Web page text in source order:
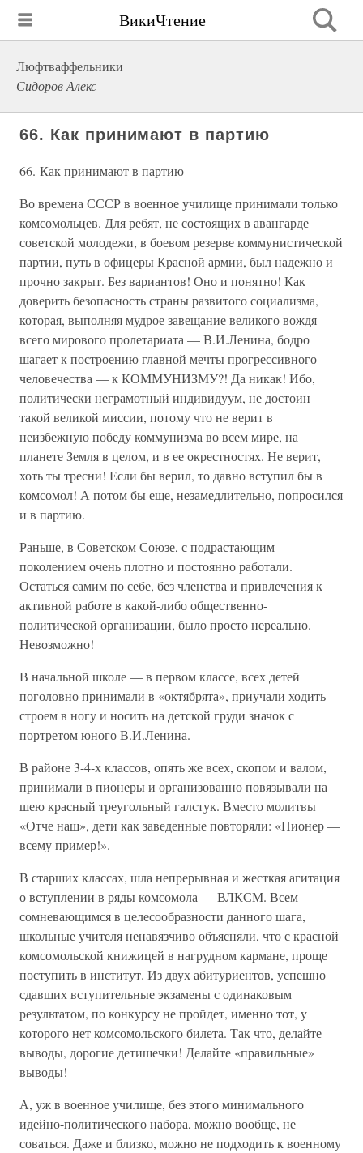
ВикиЧтение
Люфтваффельники
Сидоров Алекс
66. Как принимают в партию
66. Как принимают в партию
Во времена СССР в военное училище принимали только
комсомольцев. Для ребят, не состоящих в авангарде
советской молодежи, в боевом резерве коммунистической
партии, путь в офицеры Красной армии, был надежно и
прочно закрыт. Без вариантов! Оно и понятно! Как
доверить безопасность страны развитого социализма,
которая, выполняя мудрое завещание великого вождя
всего мирового пролетариата — В.И.Ленина, бодро
шагает к построению главной мечты прогрессивного
человечества — к КОММУНИЗМУ?! Да никак! Ибо,
политически неграмотный индивидуум, не достоин
такой великой миссии, потому что не верит в
неизбежную победу коммунизма во всем мире, на
планете Земля в целом, и в ее окрестностях. Не верит,
хоть ты тресни! Если бы верил, то давно вступил бы в
комсомол! А потом бы еще, незамедлительно, попросился
и в партию.
Раньше, в Советском Союзе, с подрастающим
поколением очень плотно и постоянно работали.
Остаться самим по себе, без членства и привлечения к
активной работе в какой-либо общественно-
политической организации, было просто нереально.
Невозможно!
В начальной школе — в первом классе, всех детей
поголовно принимали в «октябрята», приучали ходить
строем в ногу и носить на детской груди значок с
портретом юного В.И.Ленина.
В районе 3-4-х классов, опять же всех, скопом и валом,
принимали в пионеры и организованно повязывали на
шею красный треугольный галстук. Вместо молитвы
«Отче наш», дети как заведенные повторяли: «Пионер —
всему пример!».
В старших классах, шла непрерывная и жесткая агитация
о вступлении в ряды комсомола — ВЛКСМ. Всем
сомневающимся в целесообразности данного шага,
школьные учителя ненавязчиво объясняли, что с красной
комсомольской книжицей в нагрудном кармане, проще
поступить в институт. Из двух абитуриентов, успешно
сдавших вступительные экзамены с одинаковым
результатом, по конкурсу не пройдет, именно тот, у
которого нет комсомольского билета. Так что, делайте
выводы, дорогие детишечки! Делайте «правильные»
выводы!
А, уж в военное училище, без этого минимального
идейно-политического набора, можно вообще, не
соваться. Даже и близко, можно не подходить к военному